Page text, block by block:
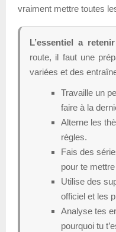
vraiment mettre toutes
L’essentiel a
route, il faut une
variées et des
Travaille un
faire à la
Alterne les
règles.
Fais des
pour te
Utilise des
officiel et les
Analyse tes
pourquoi tu